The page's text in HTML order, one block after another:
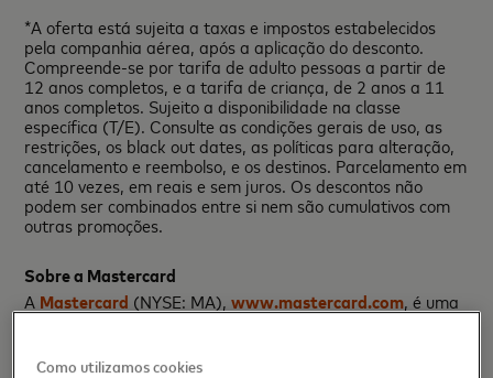
*A oferta está sujeita a taxas e impostos estabelecidos
pela companhia aérea, após a aplicação do desconto.
Compreende-se por tarifa de adulto pessoas a partir de
12 anos completos, e a tarifa de criança, de 2 anos a 11
anos completos. Sujeito a disponibilidade na classe
específica (T/E). Consulte as condições gerais de uso, as
restrições, os black out dates, as políticas para alteração,
cancelamento e reembolso, e os destinos. Parcelamento em
até 10 vezes, em reais e sem juros. Os descontos não
podem ser combinados entre si nem são cumulativos com
outras promoções.
Sobre a Mastercard
A Mastercard (NYSE: MA),www.mastercard.com, é uma
Como utilizamos cookies